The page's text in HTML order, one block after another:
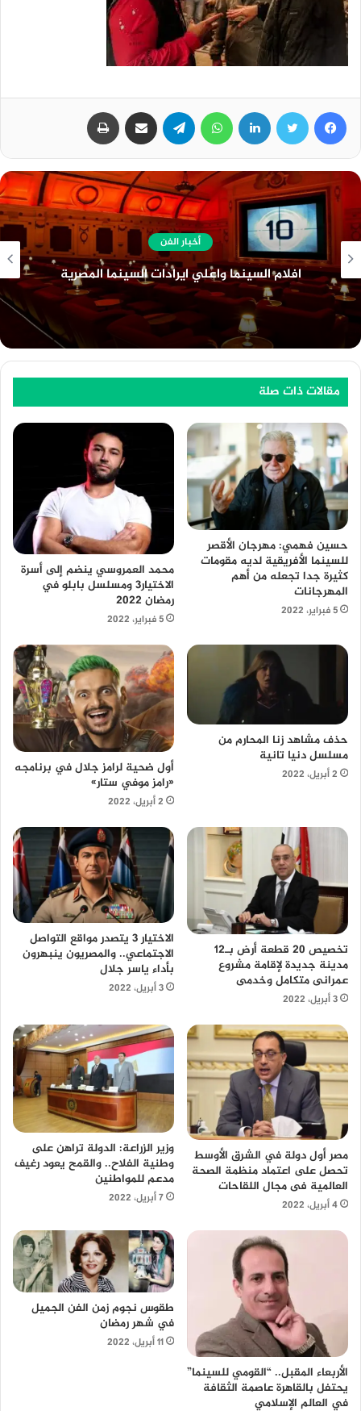
أخبار عامة
قانون البناء الموحد الجديد وعدد الأدوار المسموح
بها
مقالات ذات صلة
حسين فهمي: مهرجان الأقصر
للسينما الأفريقية لديه مقومات
كثيرة جدا تجعله من أهم
المهرجانات
5 فبراير، 2022
محمد العمروسي ينضم إلى أسرة
الاختيار3 ومسلسل بابلو في
رمضان 2022
5 فبراير، 2022
حذف مشاهد زنا المحارم من
مسلسل دنيا تانية
2 أبريل، 2022
أول ضحية لرامز جلال في برنامجه
«رامز موفي ستار»
2 أبريل، 2022
تخصيص 20 قطعة أرض بـ12
مدينة جديدة لإقامة مشروع
عمرانى متكامل وخدمى
3 أبريل، 2022
الاختيار 3 يتصدر مواقع التواصل
الاجتماعي.. والمصريون ينبهرون
بأداء ياسر جلال
3 أبريل، 2022
مصر أول دولة في الشرق الأوسط
تحصل على اعتماد منظمة الصحة
العالمية فى مجال اللقاحات
4 أبريل، 2022
وزير الزراعة: الدولة تراهن على
وطنية الفلاح.. والقمح يعود رغيف
مدعم للمواطنين
7 أبريل، 2022
الأربعاء المقبل.. “القومي للسينما”
يحتفل بالقاهرة عاصمة الثقافة
في العالم الإسلامي
طقوس نجوم زمن الفن الجميل
في شهر رمضان
11 أبريل، 2022